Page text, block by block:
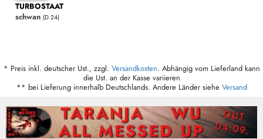
TURBOSTAAT
schwan (D 24)
* Preis inkl. deutscher Ust., zzgl. Versandkosten. Abhängig vom Lieferland kann
die Ust. an der Kasse variieren
** bei Lieferung innerhalb Deutschlands. Andere Länder siehe Versand